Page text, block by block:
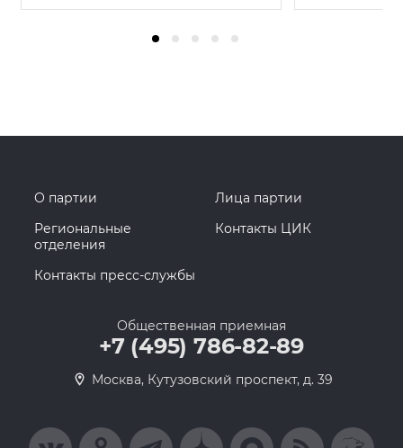
О партии
Лица партии
Региональные
отделения
Контакты ЦИК
Контакты пресс-службы
Общественная приемная
+7 (495) 786-82-89
Москва, Кутузовский проспект, д. 39